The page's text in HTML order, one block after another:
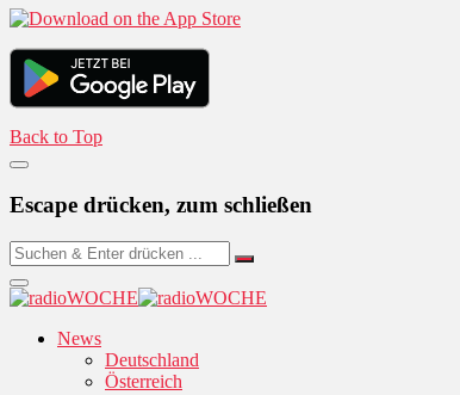
Back to Top
Escape drücken, zum schließen
News
Deutschland
Österreich